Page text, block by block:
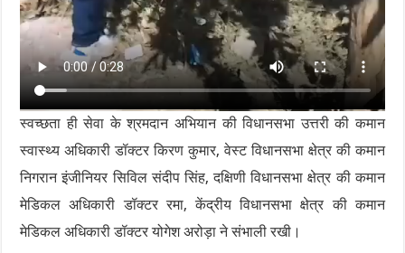
स्वच्छता ही सेवा के श्रमदान अभियान की विधानसभा उत्तरी की कमान
स्वास्थ्य अधिकारी डॉक्टर किरण कुमार, वेस्ट विधानसभा क्षेत्र की कमान
निगरान इंजीनियर सिविल संदीप सिंह, दक्षिणी विधानसभा क्षेत्र की कमान
मेडिकल अधिकारी डॉक्टर रमा, केंद्रीय विधानसभा क्षेत्र की कमान
मेडिकल अधिकारी डॉक्टर योगेश अरोड़ा ने संभाली रखी।